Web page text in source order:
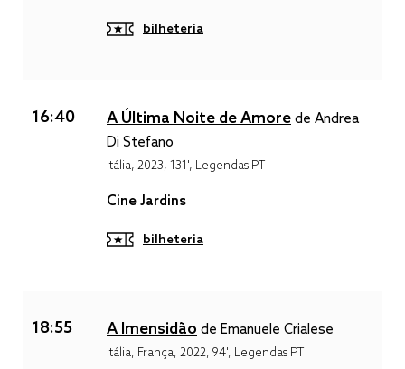
bilheteria
16:40 A Última Noite de Amore de Andrea
Di Stefano
Itália, 2023, 131', Legendas PT
Cine Jardins
bilheteria
18:55 A Imensidão de Emanuele Crialese
Itália, França, 2022, 94', Legendas PT